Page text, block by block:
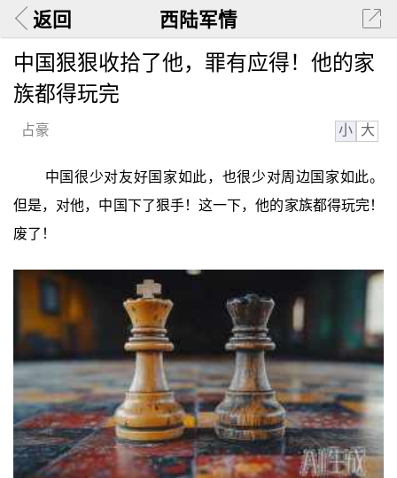
返回 西陆军情
中国狠狠收拾了他，罪有应得！他的家
族都得玩完
占豪 小 大
中国很少对友好国家如此，也很少对周边国家如此。
但是，对他，中国下了狠手！这一下，他的家族都得玩完！
废了！